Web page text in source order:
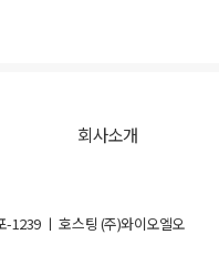
회사소개
1239 ㅣ 호스팅 (주)와이오엘오